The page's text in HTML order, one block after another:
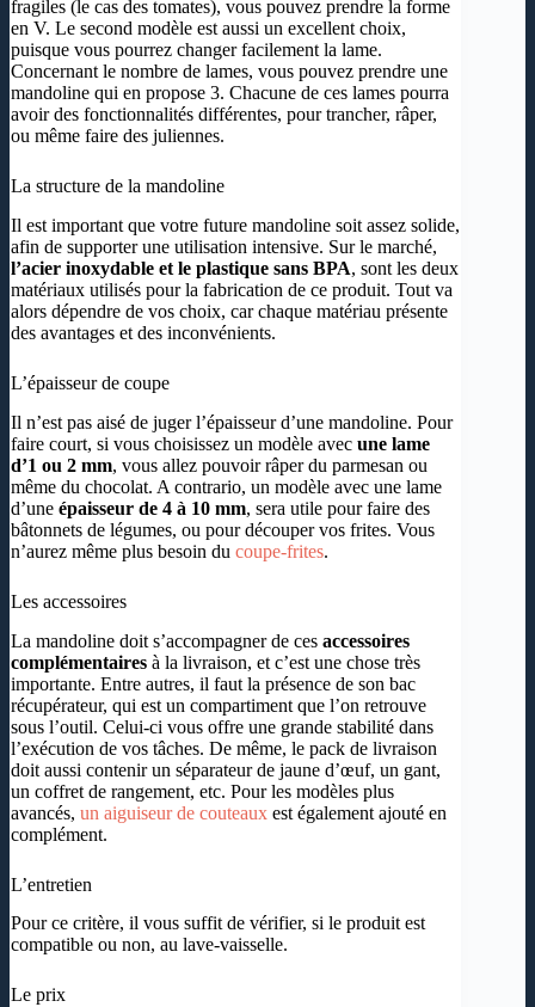
fragiles (le cas des tomates), vous pouvez prendre la forme
en V. Le second modèle est aussi un excellent choix,
puisque vous pourrez changer facilement la lame.
Concernant le nombre de lames, vous pouvez prendre une
mandoline qui en propose 3. Chacune de ces lames pourra
avoir des fonctionnalités différentes, pour trancher, râper,
ou même faire des juliennes.
La structure de la mandoline
Il est important que votre future mandoline soit assez solide,
afin de supporter une utilisation intensive. Sur le marché,
l’acier inoxydable et le plastique sans BPA, sont les deux
matériaux utilisés pour la fabrication de ce produit. Tout va
alors dépendre de vos choix, car chaque matériau présente
des avantages et des inconvénients.
L’épaisseur de coupe
Il n’est pas aisé de juger l’épaisseur d’une mandoline. Pour
faire court, si vous choisissez un modèle avec une lame
d’1 ou 2 mm, vous allez pouvoir râper du parmesan ou
même du chocolat. A contrario, un modèle avec une lame
d’une épaisseur de 4 à 10 mm, sera utile pour faire des
bâtonnets de légumes, ou pour découper vos frites. Vous
n’aurez même plus besoin du coupe-frites.
Les accessoires
La mandoline doit s’accompagner de ces accessoires
complémentaires à la livraison, et c’est une chose très
importante. Entre autres, il faut la présence de son bac
récupérateur, qui est un compartiment que l’on retrouve
sous l’outil. Celui-ci vous offre une grande stabilité dans
l’exécution de vos tâches. De même, le pack de livraison
doit aussi contenir un séparateur de jaune d’œuf, un gant,
un coffret de rangement, etc. Pour les modèles plus
avancés, un aiguiseur de couteaux est également ajouté en
complément.
L’entretien
Pour ce critère, il vous suffit de vérifier, si le produit est
compatible ou non, au lave-vaisselle.
Le prix